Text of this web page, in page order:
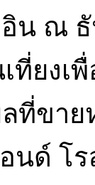
น ณ ธั
ที่ยงเ
ที่ขาย
ด์ โร